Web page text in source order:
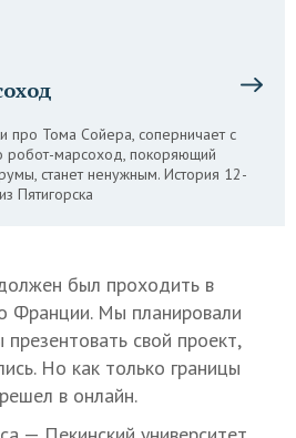
про Тома Сойера, соперничает с
робот-марсоход, покоряющий
станет ненужным. История 12-
Пятигорска
был проходить в
Франции. Мы планировали
свой проект,
Но как только границы
в онлайн.